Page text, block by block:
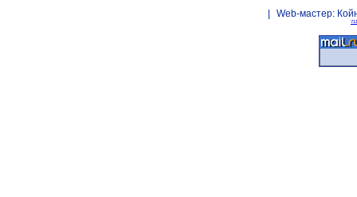
Web-мастер: